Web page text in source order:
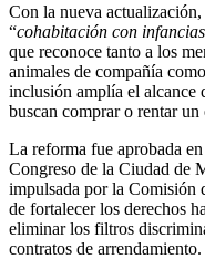
Con la nueva
“cohabitación con infancias
que reconoce tanto a los
animales de compañía
inclusión amplía el alcance
buscan comprar o rentar un
La reforma fue aprobada
Congreso de la Ciudad de
impulsada por la Comisión
de fortalecer los derechos
eliminar los filtros
contratos de arrendamiento.